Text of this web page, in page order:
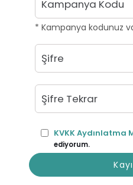
* Kampanya kodunuz
KVKK Aydınlatma
ediyorum.